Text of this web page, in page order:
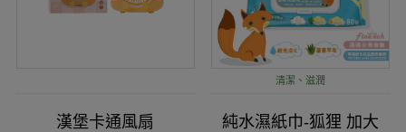
漢堡卡通風扇
清潔、滋潤
純水濕紙巾-狐狸 加大